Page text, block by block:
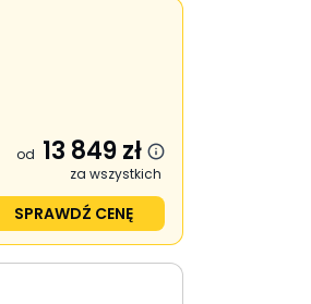
od 13 849 zł
za wszystkich
SPRAWDŹ CENĘ